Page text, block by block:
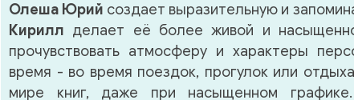
Олеша Юрий создает выразительную и
Кирилл делает её более живой и
прочувствовать атмосферу и характеры
время - во время поездок, прогулок или
мире книг, даже при насыщенном